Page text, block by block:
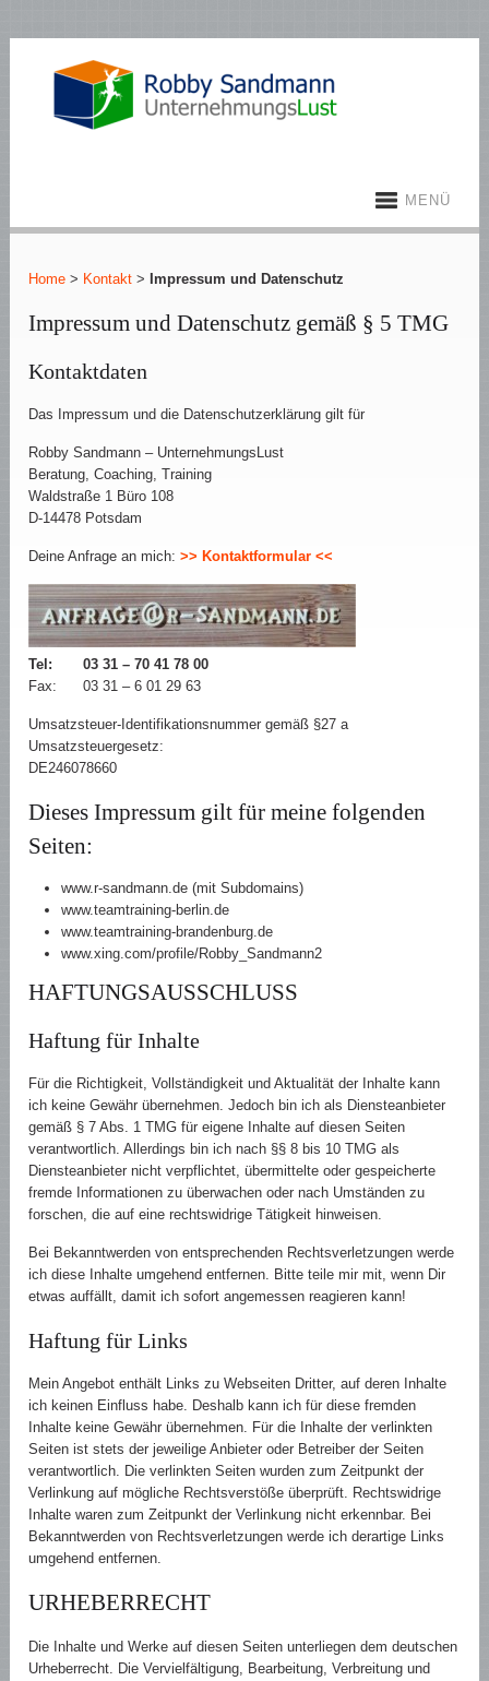
MENÜ
Home > Kontakt > Impressum und Datenschutz
Impressum und Datenschutz gemäß § 5 TMG
Kontaktdaten
Das Impressum und die Datenschutzerklärung gilt für
Robby Sandmann – UnternehmungsLust
Beratung, Coaching, Training
Waldstraße 1 Büro 108
D-14478 Potsdam
Deine Anfrage an mich:>> Kontaktformular <<
Tel: 03 31 – 70 41 78 00
Fax: 03 31 – 6 01 29 63
Umsatzsteuer-Identifikationsnummer gemäß §27 a
Umsatzsteuergesetz:
DE246078660
Dieses Impressum gilt für meine folgenden
Seiten:
www.r-sandmann.de (mit Subdomains)
www.teamtraining-berlin.de
www.teamtraining-brandenburg.de
www.xing.com/profile/Robby_Sandmann2
HAFTUNGSAUSSCHLUSS
Haftung für Inhalte
Für die Richtigkeit, Vollständigkeit und Aktualität der Inhalte kann
ich keine Gewähr übernehmen. Jedoch bin ich als Diensteanbieter
gemäß § 7 Abs. 1 TMG für eigene Inhalte auf diesen Seiten
verantwortlich. Allerdings bin ich nach §§ 8 bis 10 TMG als
Diensteanbieter nicht verpflichtet, übermittelte oder gespeicherte
fremde Informationen zu überwachen oder nach Umständen zu
forschen, die auf eine rechtswidrige Tätigkeit hinweisen.
Bei Bekanntwerden von entsprechenden Rechtsverletzungen werde
ich diese Inhalte umgehend entfernen. Bitte teile mir mit, wenn Dir
etwas auffällt, damit ich sofort angemessen reagieren kann!
Haftung für Links
Mein Angebot enthält Links zu Webseiten Dritter, auf deren Inhalte
ich keinen Einfluss habe. Deshalb kann ich für diese fremden
Inhalte keine Gewähr übernehmen. Für die Inhalte der verlinkten
Seiten ist stets der jeweilige Anbieter oder Betreiber der Seiten
verantwortlich. Die verlinkten Seiten wurden zum Zeitpunkt der
Verlinkung auf mögliche Rechtsverstöße überprüft. Rechtswidrige
Inhalte waren zum Zeitpunkt der Verlinkung nicht erkennbar. Bei
Bekanntwerden von Rechtsverletzungen werde ich derartige Links
umgehend entfernen.
URHEBERRECHT
Die Inhalte und Werke auf diesen Seiten unterliegen dem deutschen
Urheberrecht. Die Vervielfältigung, Bearbeitung, Verbreitung und